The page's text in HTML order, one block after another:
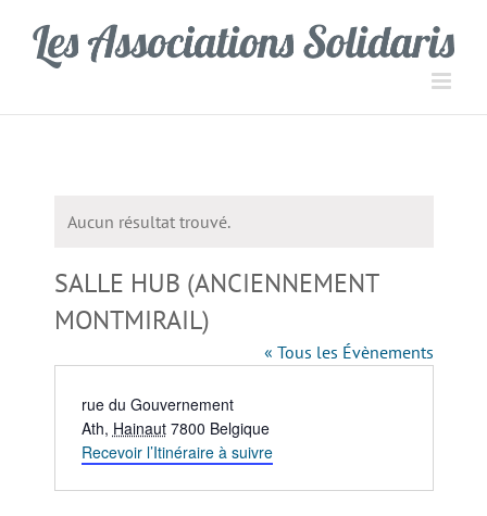
contenu
Notice
Aucun résultat trouvé.
SALLE HUB (ANCIENNEMENT
MONTMIRAIL)
« Tous les Évènements
Adresse
rue du Gouvernement
Ath, Hainaut 7800 Belgique
Recevoir l’Itinéraire à suivre